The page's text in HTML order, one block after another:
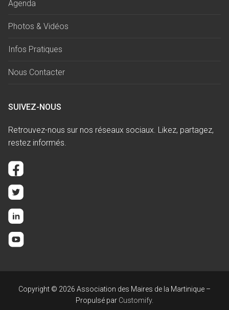
Agenda
Photos & Vidéos
Infos Pratiques
Nous Contacter
SUIVEZ-NOUS
Retrouvez-nous sur nos réseaux sociaux. Likez, partagez,
restez informés.
Copyright © 2026 Association des Maires de la Martinique –
Propulsé par Customify.